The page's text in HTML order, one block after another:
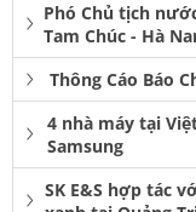
Phó Chủ tịch
Tam Chúc - Hà
Thông Cáo Báo
4 nhà máy tại
Samsung
SK E&S hợp tác